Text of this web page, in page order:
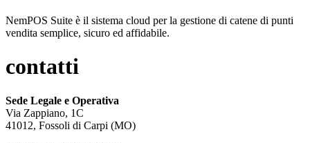
NemPOS Suite è il sistema cloud per la gestione di catene di punti
vendita semplice, sicuro ed affidabile.
contatti
Sede Legale e Operativa
Via Zappiano, 1C
41012, Fossoli di Carpi (MO)